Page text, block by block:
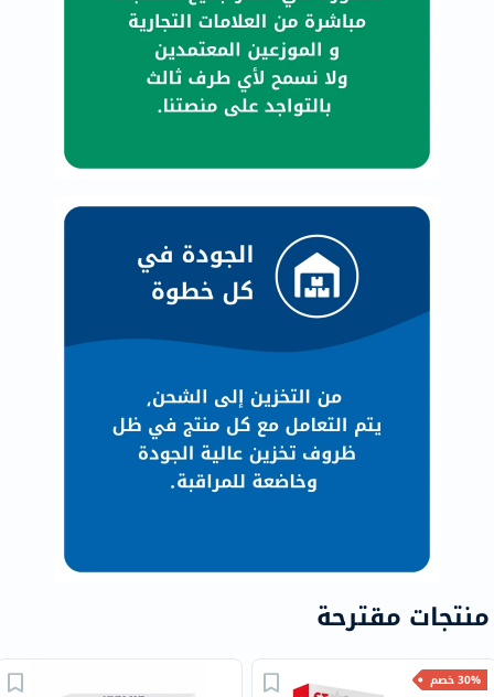
منتجات مقترحة
30% خصم